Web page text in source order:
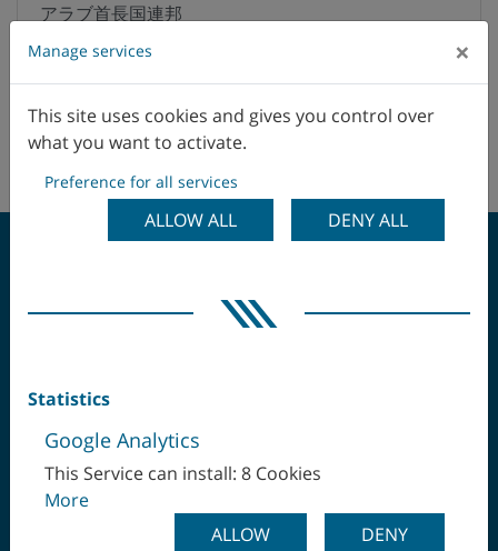
アラブ首長国連邦
アルゼンチン
イギリス
イスラエル
エクアドル
エジプト
オランダ
終工程まで
Manage services ×
This site uses cookies and gives you control over
what you want to activate.
Preference for all services
ALLOW ALL DENY ALL
Statistics
Google Analytics
This Service can install: 8 Cookies
More
ALLOW
DENY